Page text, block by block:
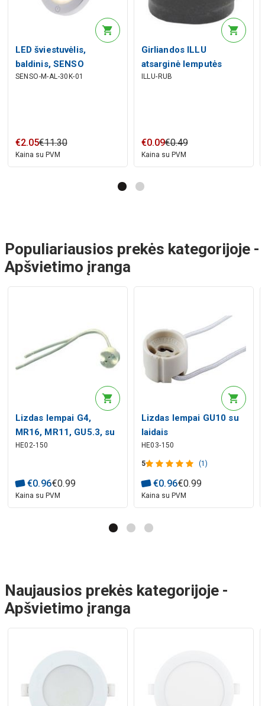
LED šviestuvėlis,
baldinis, SENSO
MASTER, 2.5W,
SENSO-M-AL-30K-01
€2.05€11.30
Kaina su PVM
Girliandos ILLU
atsarginė lemputės
tarpinė, guminė
ILLU-RUB
€0.09€0.49
Kaina su PVM
Populiariausios prekės kategorijoje -
Apšvietimo įranga
Lizdas lempai G4,
MR16, MR11, GU5.3, su
laidais 15cm
HE02-150
€0.96€0.99
Kaina su PVM
Lizdas lempai GU10 su
laidais
HE03-150
5 (1)
€0.96€0.99
Kaina su PVM
Naujausios prekės kategorijoje -
Apšvietimo įranga